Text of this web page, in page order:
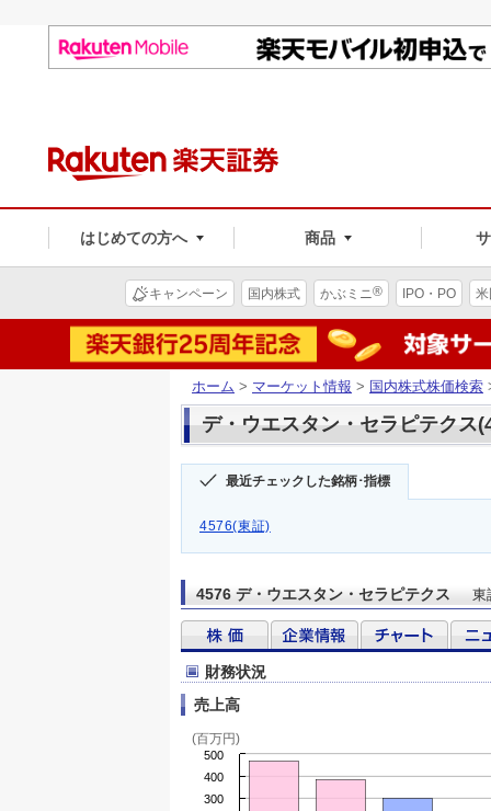
はじめての方へ 商品
キャンペーン 国内株式 かぶミニ® IPO・PO
ホーム > マーケット情報 > 国内株式株価検索
デ・ウエスタン・セラピテクス
最近チェックした銘柄･指標
4576(東証)
4576 デ・ウエスタン・セラピテクス 東